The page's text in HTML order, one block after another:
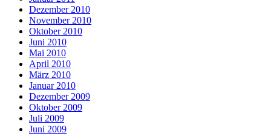
Dezember 2010
November 2010
Oktober 2010
Juni 2010
Mai 2010
April 2010
März 2010
Januar 2010
Dezember 2009
Oktober 2009
Juli 2009
Juni 2009